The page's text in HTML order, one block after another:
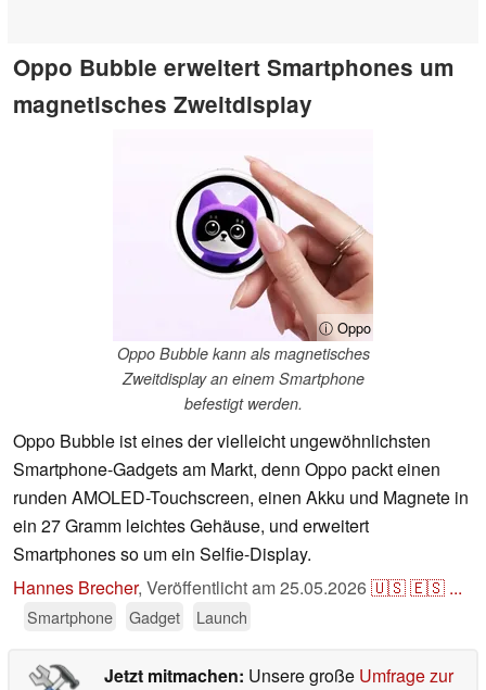
Oppo Bubble erweitert Smartphones um
magnetisches Zweitdisplay
ⓘ Oppo
Oppo Bubble kann als magnetisches
Zweitdisplay an einem Smartphone
befestigt werden.
Oppo Bubble ist eines der vielleicht ungewöhnlichsten
Smartphone-Gadgets am Markt, denn Oppo packt einen
runden AMOLED-Touchscreen, einen Akku und Magnete in
ein 27 Gramm leichtes Gehäuse, und erweitert
Smartphones so um ein Selfie-Display.
Hannes Brecher, Veröffentlicht am25.05.2026🇺🇸🇪🇸 ...
Smartphone Gadget Launch
Jetzt mitmachen: Unsere große Umfrage zur